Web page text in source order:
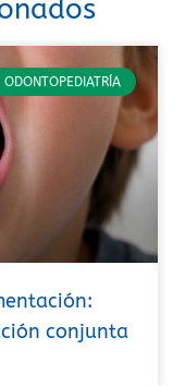
ODONTOPEDIATRÍA
conjunta